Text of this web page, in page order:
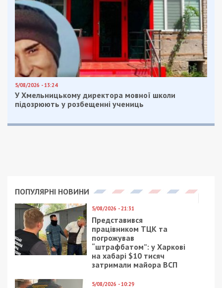
5/08/2026 - 13:24
У Хмельницькому директора мовної школи
підозрюють у розбещенні учениць
ПОПУЛЯРНІ НОВИНИ
5/08/2026 - 21:31
Представився
працівником ТЦК та
погрожував
“штрафбатом”: у Харкові
на хабарі $10 тисяч
затримали майора ВСП
5/08/2026 - 10:29